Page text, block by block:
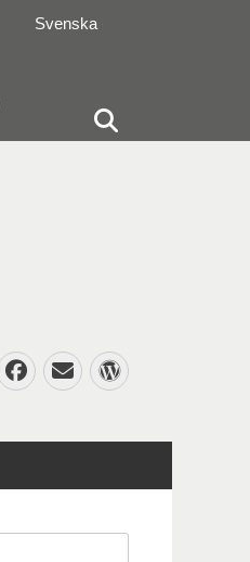
Facebook
E-
post
Svenska